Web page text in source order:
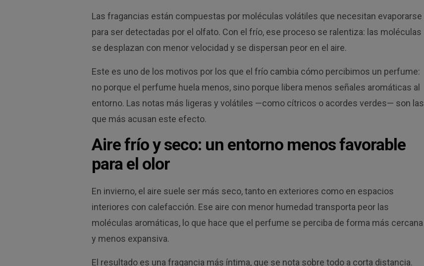
Las fragancias están compuestas por moléculas volátiles que necesitan evaporarse
para ser detectadas por el olfato. Con el frío, ese proceso se ralentiza: las moléculas
se desplazan con menor velocidad y se dispersan peor en el aire.
Este es uno de los motivos por los que el frío cambia cómo percibimos un perfume:
no porque el perfume huela menos, sino porque libera menos señales aromáticas al
entorno. Las notas más ligeras y volátiles —como cítricos o acordes verdes— son las
que más acusan este efecto.
Aire frío y seco: un entorno menos favorable
para el olor
En invierno, el aire suele ser más seco, tanto en exteriores como en espacios
interiores con calefacción. Ese aire con menor humedad transporta peor las
moléculas aromáticas, lo que hace que el perfume se perciba de forma más cercana
y menos expansiva.
El resultado es una fragancia más íntima, que se nota sobre todo a corta distancia.